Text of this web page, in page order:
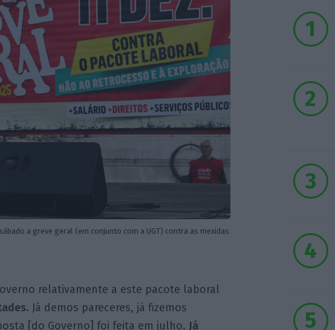
a greve geral (em conjunto com a UGT) contra as mexidas
relativamente a este pacote laboral
. Já demos pareceres, já fizemos
[do Governo] foi feita em julho. Já